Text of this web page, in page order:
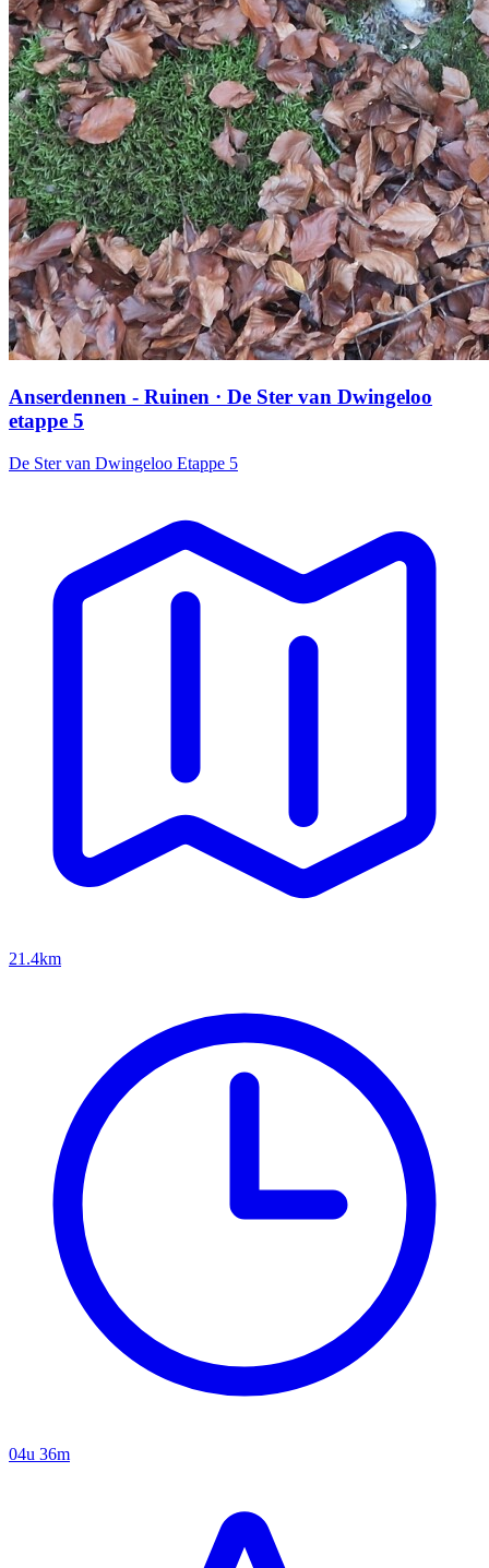
Anserdennen - Ruinen · De Ster van Dwingeloo
etappe 5
De Ster van Dwingeloo Etappe 5
21.4km
04u 36m